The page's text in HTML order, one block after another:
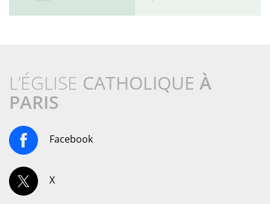
L’ÉGLISE CATHOLIQUE À
PARIS
Facebook
X